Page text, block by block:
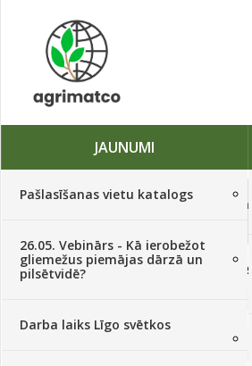
JAUNUMI
Pašlasīšanas vietu katalogs
26.05. Vebinārs - Kā ierobežot
gliemežus piemājas dārzā un
pilsētvidē?
Darba laiks Līgo svētkos
Traktori, tehnika, rezerves daļas,
Sēklas, sīpoli, ķiploki, sīpolpuķes,
kartupeļi
Augu aizsardzība(366)